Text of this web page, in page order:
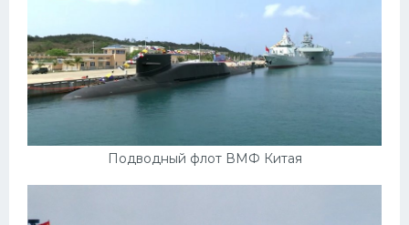
Подводный флот ВМФ Китая